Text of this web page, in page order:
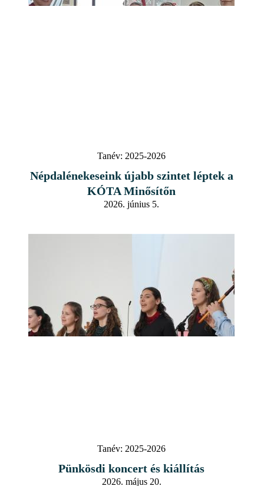
Tanév: 2025-2026
Népdalénekeseink újabb szintet léptek a
KÓTA Minősítőn
2026. június 5.
Tanév: 2025-2026
Pünkösdi koncert és kiállítás
2026. május 20.